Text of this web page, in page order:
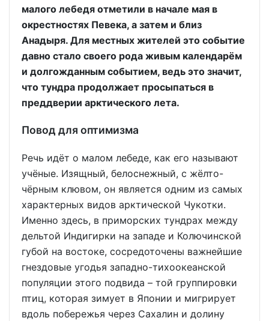
малого лебедя отметили в начале мая в
окрестностях Певека, а затем и близ
Анадыря. Для местных жителей это событие
давно стало своего рода живым календарём
и долгожданным событием, ведь это значит,
что тундра продолжает просыпаться в
преддверии арктического лета.
Повод для оптимизма
Речь идёт о малом лебеде, как его называют
учёные. Изящный, белоснежный, с жёлто-
чёрным клювом, он является одним из самых
характерных видов арктической Чукотки.
Именно здесь, в приморских тундрах между
дельтой Индигирки на западе и Колючинской
губой на востоке, сосредоточены важнейшие
гнездовые угодья западно-тихоокеанской
популяции этого подвида – той группировки
птиц, которая зимует в Японии и мигрирует
вдоль побережья через Сахалин и долину